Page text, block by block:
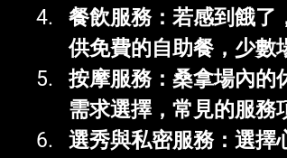
餐飲服務：若感到餓了
供免費的自助餐，少數
按摩服務：桑拿場內的
需求選擇，常見的服務
選秀與私密服務：選擇